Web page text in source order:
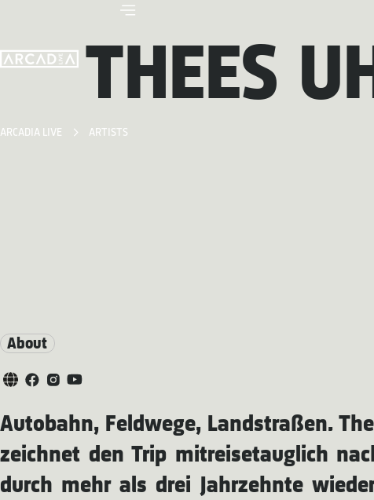
ARCADIA LIVE ARTISTS
THEES
About
Autobahn, Feldwege, Landstraßen.
zeichnet den Trip mitreisetauglich
durch mehr als drei Jahrzehnte